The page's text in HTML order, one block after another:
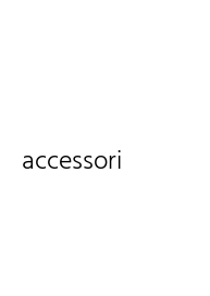
accessori